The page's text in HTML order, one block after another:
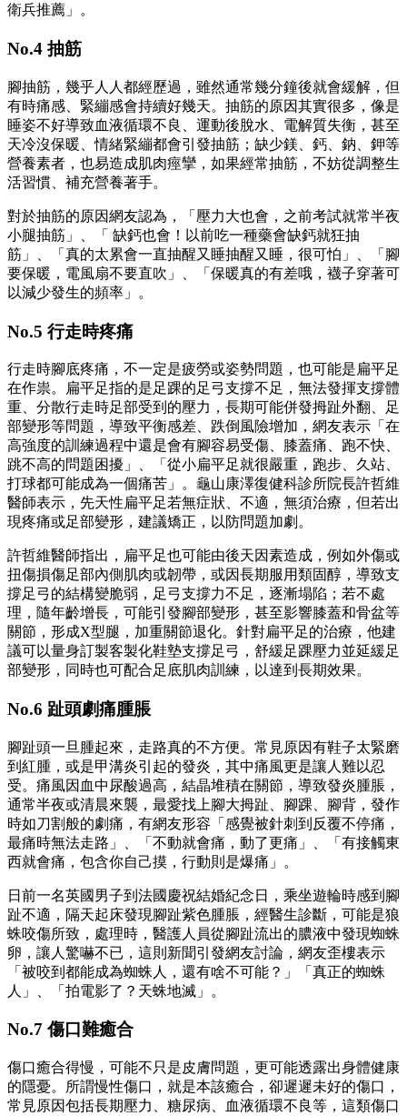
衛兵推薦」。
No.4 抽筋
腳抽筋，幾乎人人都經歷過，雖然通常幾分鐘後就會緩解，但
有時痛感、緊繃感會持續好幾天。抽筋的原因其實很多，像是
睡姿不好導致血液循環不良、運動後脫水、電解質失衡，甚至
天冷沒保暖、情緒緊繃都會引發抽筋；缺少鎂、鈣、鈉、鉀等
營養素者，也易造成肌肉痙攣，如果經常抽筋，不妨從調整生
活習慣、補充營養著手。
對於抽筋的原因網友認為，「壓力大也會，之前考試就常半夜
小腿抽筋」、「 缺鈣也會！以前吃一種藥會缺鈣就狂抽
筋」、「真的太累會一直抽醒又睡抽醒又睡，很可怕」、「腳
要保暖，電風扇不要直吹」、「保暖真的有差哦，襪子穿著可
以減少發生的頻率」。
No.5 行走時疼痛
行走時腳底疼痛，不一定是疲勞或姿勢問題，也可能是扁平足
在作祟。扁平足指的是足踝的足弓支撐不足，無法發揮支撐體
重、分散行走時足部受到的壓力，長期可能併發拇趾外翻、足
部變形等問題，導致平衡感差、跌倒風險增加，網友表示「在
高強度的訓練過程中還是會有腳容易受傷、膝蓋痛、跑不快、
跳不高的問題困擾」、「從小扁平足就很嚴重，跑步、久站、
打球都可能成為一個痛苦」。龜山康澤復健科診所院長許哲維
醫師表示，先天性扁平足若無症狀、不適，無須治療，但若出
現疼痛或足部變形，建議矯正，以防問題加劇。
許哲維醫師指出，扁平足也可能由後天因素造成，例如外傷或
扭傷損傷足部內側肌肉或韌帶，或因長期服用類固醇，導致支
撐足弓的結構變脆弱，足弓支撐力不足，逐漸塌陷；若不處
理，隨年齡增長，可能引發腳部變形，甚至影響膝蓋和骨盆等
關節，形成X型腿，加重關節退化。針對扁平足的治療，他建
議可以量身訂製客製化鞋墊支撐足弓，舒緩足踝壓力並延緩足
部變形，同時也可配合足底肌肉訓練，以達到長期效果。
No.6 趾頭劇痛腫脹
腳趾頭一旦腫起來，走路真的不方便。常見原因有鞋子太緊磨
到紅腫，或是甲溝炎引起的發炎，其中痛風更是讓人難以忍
受。痛風因血中尿酸過高，結晶堆積在關節，導致發炎腫脹，
通常半夜或清晨來襲，最愛找上腳大拇趾、腳踝、腳背，發作
時如刀割般的劇痛，有網友形容「感覺被針刺到反覆不停痛，
最痛時無法走路」、「不動就會痛，動了更痛」、「有接觸東
西就會痛，包含你自己摸，行動則是爆痛」。
日前一名英國男子到法國慶祝結婚紀念日，乘坐遊輪時感到腳
趾不適，隔天起床發現腳趾紫色腫脹，經醫生診斷，可能是狼
蛛咬傷所致，處理時，醫護人員從腳趾流出的膿液中發現蜘蛛
卵，讓人驚嚇不已，這則新聞引發網友討論，網友歪樓表示
「被咬到都能成為蜘蛛人，還有啥不可能？」「真正的蜘蛛
人」、「拍電影了？天蛛地滅」。
No.7 傷口難癒合
傷口癒合得慢，可能不只是皮膚問題，更可能透露出身體健康
的隱憂。所謂慢性傷口，就是本該癒合，卻遲遲未好的傷口，
常見原因包括長期壓力、糖尿病、血液循環不良等，這類傷口